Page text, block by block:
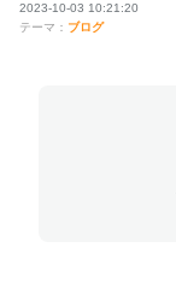
2023-10-03 10:21:20
テーマ： ブログ